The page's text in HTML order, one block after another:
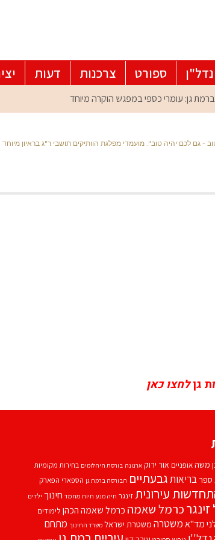
נדל"ן ספורט צרכנות דעות
לכם יהיה טוב". מועמדי מפלגת הוותיקים תושבי ר"ג בראיון מיוחד
גןלחצו כאן
משהאופניים אור ירוק ארנונה בורסת היהלומים בחירות מקומיות
ספרבריאותגבעתיים הבורסה ברמת גן הספארי הפארק
עירוניתזינגר חיה מנע חיות מחמד חינוך ילדים
כרמל שאמה כרמל שאמה הכהן לימודים
מד''אמשטרה משטרת ישראל משרד החינוך מתחם